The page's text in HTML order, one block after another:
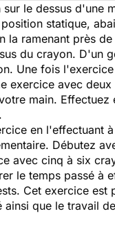
le dessus d'une
statique,
la ramenant près
du crayon. D'un
Une fois
exercice avec
main. Effectuez
en l'effectuant
Débutez
avec cinq à six
le temps passé à
Cet exercice est
ainsi que le travail